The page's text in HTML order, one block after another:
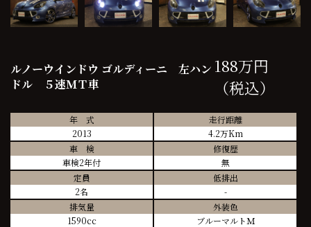
ルノーウインドウ ゴルディーニ 左ハン
ドル ５速ＭＴ車
188万円
（税込）
年 式
2013
走行距離
4.2万Km
車 検
車検2年付
修復歴
無
定員
2名
低排出
-
排気量
1590cc
外装色
ブルーマルトＭ